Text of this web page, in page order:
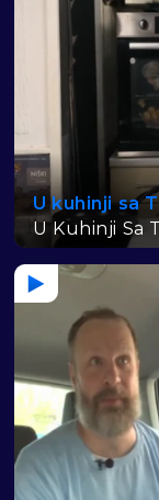
U kuhinji sa
U Kuhinji Sa